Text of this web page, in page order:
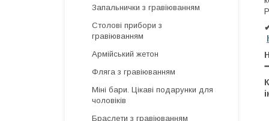
Запальнички з гравіюванням
Столові прибори з
гравіюванням
Армійський жетон
Фляга з гравіюванням
Міні бари. Цікаві подарунки для
чоловіків
Браслети з гравіюванням